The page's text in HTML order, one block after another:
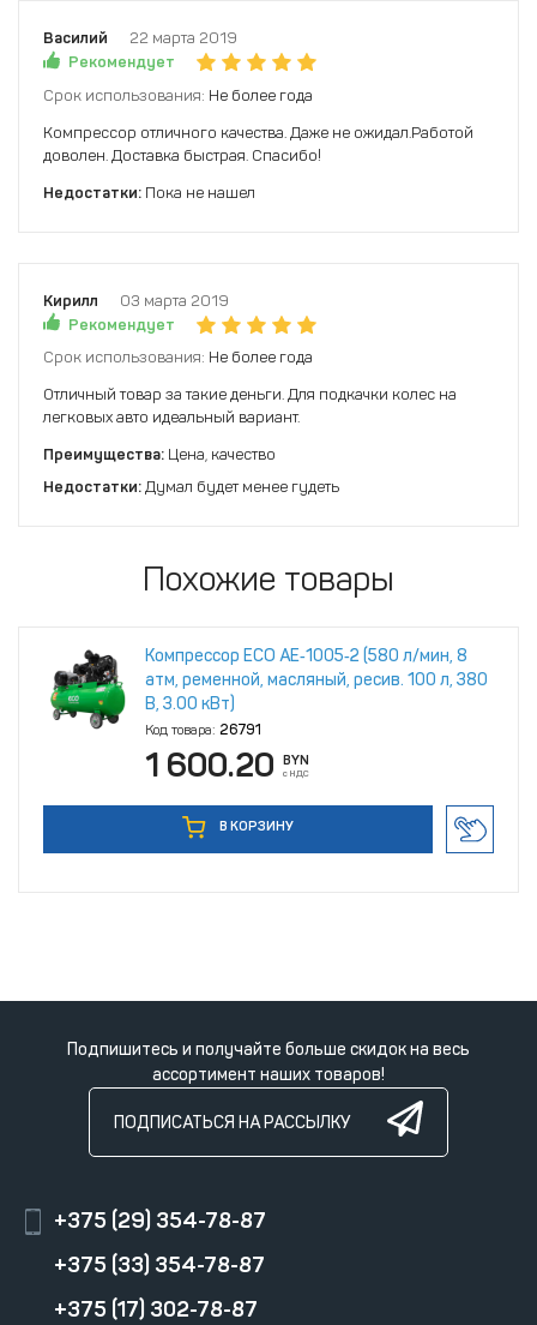
Василий
22 марта 2019
Рекомендует
Срок использования: Не более года
Компрессор отличного качества. Даже не ожидал.Работой
доволен. Доставка быстрая. Спасибо!
Недостатки: Пока не нашел
Кирилл
03 марта 2019
Рекомендует
Срок использования: Не более года
Отличный товар за такие деньги. Для подкачки колес на
легковых авто идеальный вариант.
Преимущества: Цена, качество
Недостатки: Думал будет менее гудеть
Похожие товары
Компрессор ECO AE‑1005‑2 (580 л/мин, 8
атм, ременной, масляный, ресив. 100 л, 380
В, 3.00 кВт)
Код товара: 26791
1 600.20 BYN
с НДС
В КОРЗИНУ
Подпишитесь и получайте больше скидок на весь
ассортимент наших товаров!
ПОДПИСАТЬСЯ НА РАССЫЛКУ
+375 (29) 354-78-87
+375 (33) 354-78-87
+375 (17) 302-78-87